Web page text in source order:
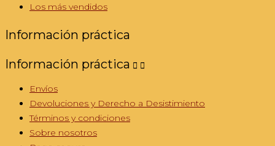
Los más vendidos
Información práctica
Información práctica  
Envíos
Devoluciones y Derecho a Desistimiento
Términos y condiciones
Sobre nosotros